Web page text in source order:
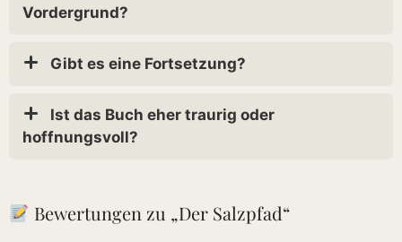
Vordergrund?
Gibt es eine Fortsetzung?
hoffnungsvoll?
Bewertungen zu „Der Salzpfad“